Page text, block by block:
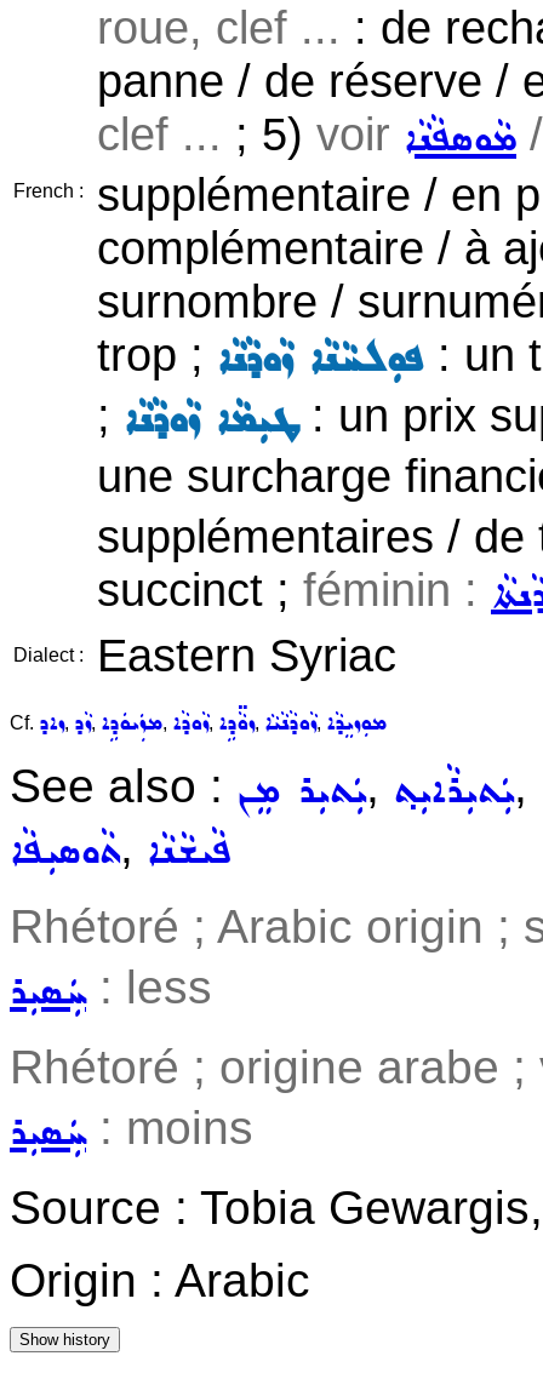
French :
roue, clef ... : de
panne / de réserve /
clef ... ; 5) voir ܡܵܘܣܦܵܢܵܐ
supplémentaire / en
complémentaire / à
surnombre /
trop ; ܦܘܼܠܚܵܢܵܐ ܙܵܘܕܵܢܵܐ : un
; ܛܝܼܡܵܐ ܙܵܘܕܵܢܵܐ: un prix
une surcharge
supplémentaires /
succinct ; féminin :
Dialect : Eastern Syriac
Cf. ܙܐܕ, ܙܵܕ, ܡܙܲܝܘܿܕܹܐ, ܙܵܘܕܵܐ, ܙܘܵ̈ܕܹܐ, ܙܵܘܕܵܢܵܝܵܐ, ܡܘܼܙܝܸܕܵܐ
See also : ܝܲܬܝܼܪ ܡܸܢ, ܝܲܬܝܼܪܵܐܝܼܬ݂,
ܬܵܘܣܝܼܦܵܐ, ܦܵܝܫܵܢܵܐ
Rhétoré ; Arabic origin ;
ܚܲܣܝܼܪ: less
Rhétoré ; origine arabe
ܚܲܣܝܼܪ: moins
Source : Tobia
Origin : Arabic